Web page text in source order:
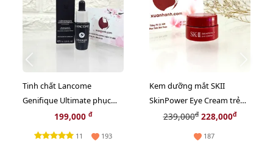
Tinh chất Lancome
Genifique Ultimate phục
hồi tối ưu, trẻ hóa da, 7ml
(New)
199,000 đ
11 193
Kem dưỡng mắt SKII
SkinPower Eye Cream trẻ
hóa và săn chắc da vùng
239,000đ228,000đ
187